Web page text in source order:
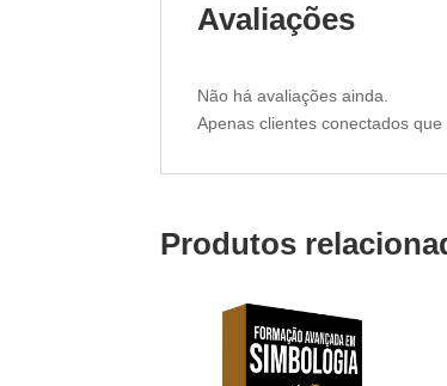
Avaliações
Não há avaliações ainda.
Apenas clientes conectados
Produtos